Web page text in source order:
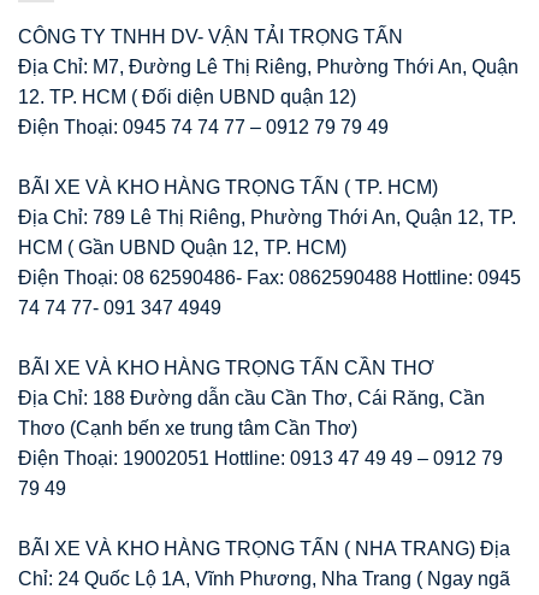
CÔNG TY TNHH DV- VẬN TẢI TRỌNG TẤN
Địa Chỉ: M7, Đường Lê Thị Riêng, Phường Thới An, Quận
12. TP. HCM ( Đối diện UBND quận 12)
Điện Thoại: 0945 74 74 77 – 0912 79 79 49
BÃI XE VÀ KHO HÀNG TRỌNG TẤN ( TP. HCM)
Địa Chỉ: 789 Lê Thị Riêng, Phường Thới An, Quận 12, TP.
HCM ( Gần UBND Quận 12, TP. HCM)
Điện Thoại: 08 62590486- Fax: 0862590488 Hottline: 0945
74 74 77- 091 347 4949
BÃI XE VÀ KHO HÀNG TRỌNG TẤN CẦN THƠ
Địa Chỉ: 188 Đường dẫn cầu Cần Thơ, Cái Răng, Cần
Thơo (Cạnh bến xe trung tâm Cần Thơ)
Điện Thoại: 19002051 Hottline: 0913 47 49 49 – 0912 79
79 49
BÃI XE VÀ KHO HÀNG TRỌNG TẤN ( NHA TRANG) Địa
Chỉ: 24 Quốc Lộ 1A, Vĩnh Phương, Nha Trang ( Ngay ngã